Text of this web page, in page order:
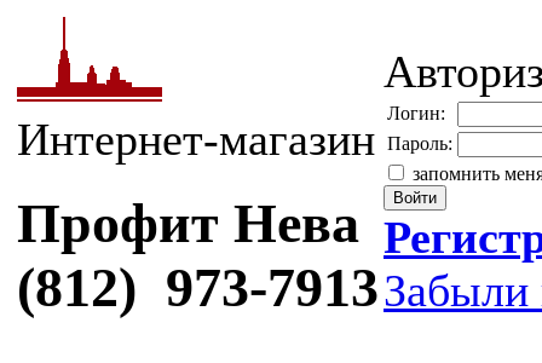
Интернет-магазин
Профит Нева
(812) 973-7913
Логин:
Пароль:
запомнить
Забыли